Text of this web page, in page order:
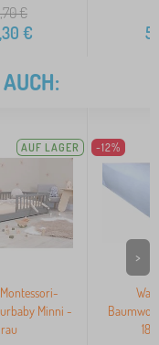
€
€
AUF LAGER
Minni -
-12%
>